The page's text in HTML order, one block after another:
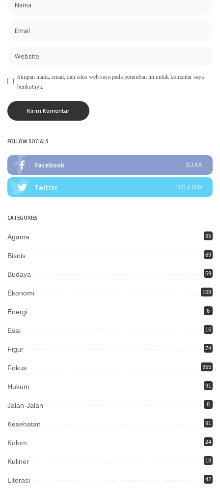
Simpan nama, email, dan situs web saya pada peramban ini untuk komentar saya
berikutnya.
FOLLOW SOCIALS
Facebook SUKA
Twitter FOLLOW
CATEGORIES
Agama 95
Bisnis 69
Budaya 59
Ekonomi 168
Energi 6
Esai 16
Figur 74
Fokus 955
Hukum 91
Jalan-Jalan 8
Kesehatan 91
Kolom 24
Kuliner 18
Literasi 42